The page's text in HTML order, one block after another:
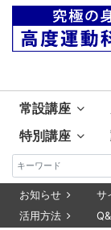
常設講座
特別講座
お知らせ サ
活用方法